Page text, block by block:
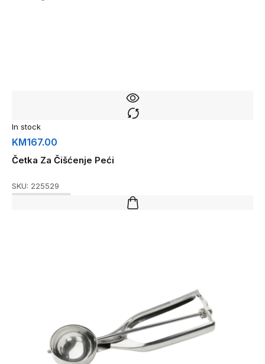
In stock
KM167.00
Četka Za Čišćenje Peći
SKU: 225529